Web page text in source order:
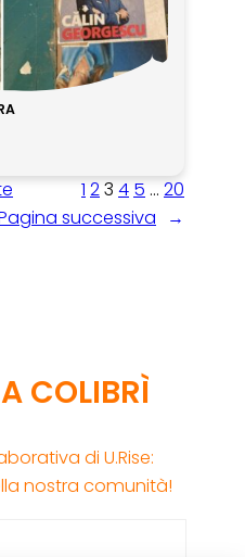
1 23 4 5 … 20
successiva
→
COLIBRÌ
di U.Rise:
nostra comunità!